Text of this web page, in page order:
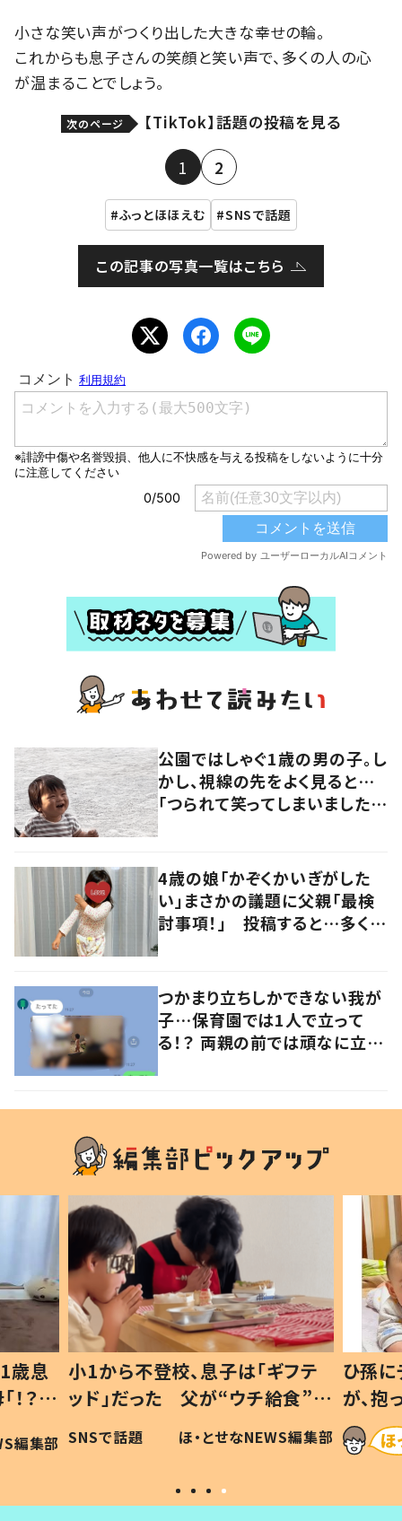
小さな笑い声がつくり出した大きな幸せの輪。
これからも息子さんの笑顔と笑い声で、多くの人の心
が温まることでしょう。
次のページ 【TikTok】話題の投稿を見る
1 2
ふっとほほえむ SNSで話題
この記事の写真一覧はこちら
公園ではしゃぐ1歳の男の子。し
かし、視線の先をよく見ると…
「つられて笑ってしまいました」
4歳の娘「かぞくかいぎがした
い」まさかの議題に父親「最検
討事項！」 投稿すると…多くの
つかまり立ちしかできない我が
子…保育園では1人で立って
る！？ 両親の前では頑なに立た
歳息
？」
編集部
小1から不登校、息子は「ギフテ
ッド」だった 父が“ウチ給食”を
作り続ける理由とは #令和の親
#令和の子
SNSで話題 ほ・とせなNEWS編集部
ひ孫
が、
「涙が
い」